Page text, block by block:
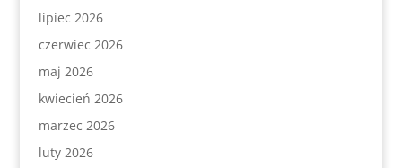
lipiec 2026
czerwiec 2026
maj 2026
kwiecień 2026
marzec 2026
luty 2026